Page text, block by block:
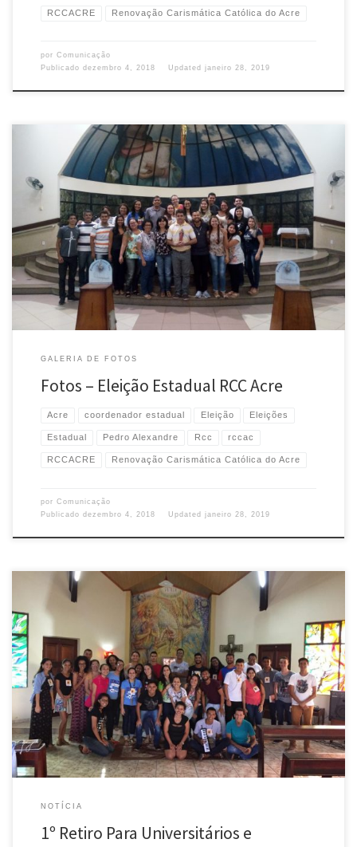
RCCACRE Renovação Carismática Católica do Acre
por Comunicação
Publicado dezembro 4, 2018 Updated janeiro 28, 2019
GALERIA DE FOTOS
Fotos – Eleição Estadual RCC Acre
Acre coordenador estadual Eleição Eleições
Estadual Pedro Alexandre Rcc rccac
RCCACRE Renovação Carismática Católica do Acre
por Comunicação
Publicado dezembro 4, 2018 Updated janeiro 28, 2019
Aconteceu nos dias 17 e 18 de novembro o I Primeiro Retiro para
Universitários e Profissionais na diocese de Cruzeiro do Sul Acre. O
Ministério Universidades Renovadas (MUR) é um ministério da RCC cuja
atuação se dá principalmente no âmbito universitário e que tem por
missão conciliar a fé e […]
NOTÍCIA
1º Retiro Para Universitários e